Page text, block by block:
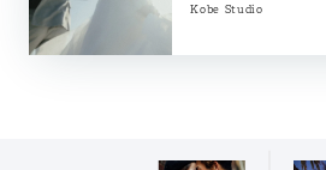
Kobe Studio